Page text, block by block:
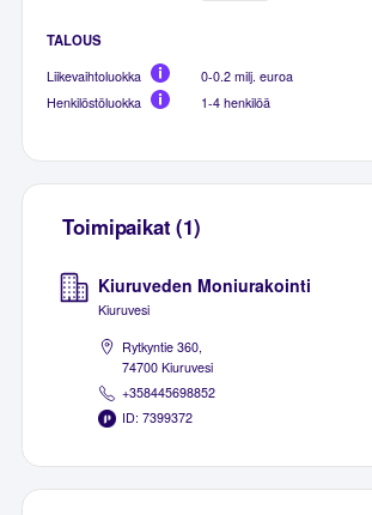
TALOUS
Liikevaihtoluokka
0-0.2 milj. euroa
Henkilöstöluokka
1-4 henkilöä
Toimipaikat (1)
Kiuruveden Moniurakointi
Kiuruvesi
Rytkyntie 360,
74700 Kiuruvesi
+358445698852
ID: 7399372